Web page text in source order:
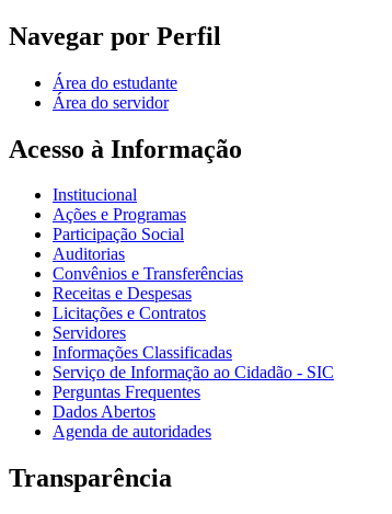
Navegar por Perfil
Área do estudante
Área do servidor
Acesso à Informação
Institucional
Ações e Programas
Participação Social
Auditorias
Convênios e Transferências
Receitas e Despesas
Licitações e Contratos
Servidores
Informações Classificadas
Serviço de Informação ao Cidadão - SIC
Perguntas Frequentes
Dados Abertos
Agenda de autoridades
Transparência